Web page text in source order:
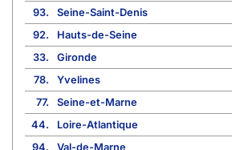
93.
Seine-Saint-Denis
92.
Hauts-de-Seine
33.
Gironde
78.
Yvelines
77.
Seine-et-Marne
44.
Loire-Atlantique
94.
Val-de-Marne